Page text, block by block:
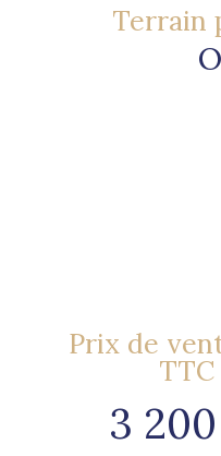
Terrain
Prix de
3